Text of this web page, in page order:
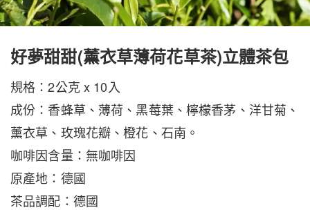
好夢甜甜(薰衣草薄荷花草茶)立體茶包
規格：2公克 x 10入
成份： 香蜂草、薄荷、黑莓葉、檸檬香茅、洋甘菊、
薰衣草、玫瑰花瓣、橙花、石南 。
咖啡因含量：無咖啡因
原產地：德國
茶品調配：德國